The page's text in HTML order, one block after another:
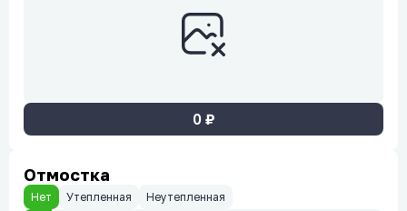
0₽
Отмостка
Нет Утепленная Неутепленная